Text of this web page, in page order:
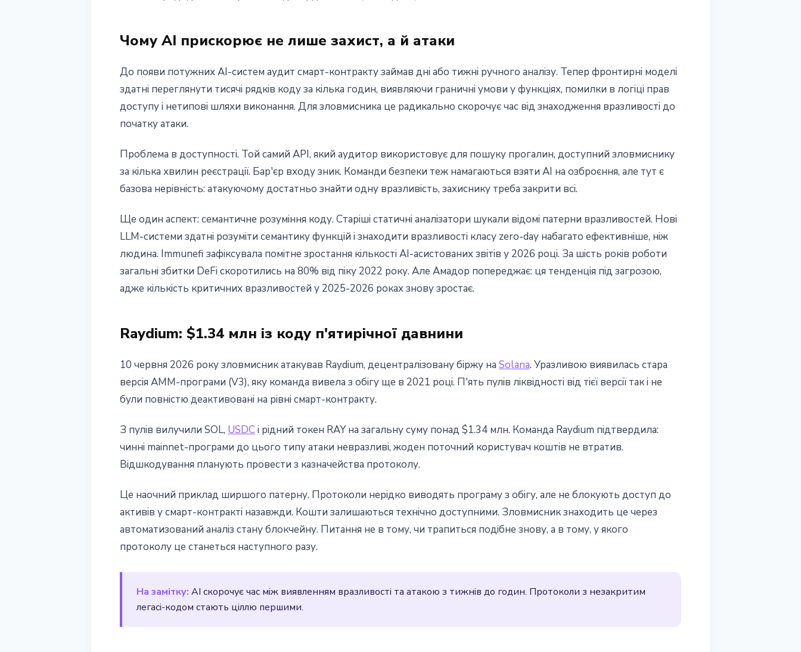
Чому AI прискорює не лише захист, а й атаки
До появи потужних AI-систем аудит смарт-контракту займав дні або тижні ручного аналізу. Тепер фронтирні моделі
здатні переглянути тисячі рядків коду за кілька годин, виявляючи граничні умови у функціях, помилки в логіці прав
доступу і нетипові шляхи виконання. Для зловмисника це радикально скорочує час від знаходження вразливості до
початку атаки.
Проблема в доступності. Той самий API, який аудитор використовує для пошуку прогалин, доступний зловмиснику
за кілька хвилин реєстрації. Бар'єр входу зник. Команди безпеки теж намагаються взяти AI на озброєння, але тут є
базова нерівність: атакуючому достатньо знайти одну вразливість, захиснику треба закрити всі.
Ще один аспект: семантичне розуміння коду. Старіші статичні аналізатори шукали відомі патерни вразливостей. Нові
LLM-системи здатні розуміти семантику функцій і знаходити вразливості класу zero-day набагато ефективніше, ніж
людина. Immunefi зафіксувала помітне зростання кількості AI-асистованих звітів у 2026 році. За шість років роботи
загальні збитки DeFi скоротились на 80% від піку 2022 року. Але Амадор попереджає: ця тенденція під загрозою,
адже кількість критичних вразливостей у 2025-2026 роках знову зростає.
Raydium: $1.34 млн із коду п'ятирічної давнини
10 червня 2026 року зловмисник атакував Raydium, децентралізовану біржу на Solana. Уразливою виявилась стара
версія AMM-програми (V3), яку команда вивела з обігу ще в 2021 році. П'ять пулів ліквідності від тієї версії так і не
були повністю деактивовані на рівні смарт-контракту.
З пулів вилучили SOL, USDC і рідний токен RAY на загальну суму понад $1.34 млн. Команда Raydium підтвердила:
чинні mainnet-програми до цього типу атаки невразливі, жоден поточний користувач коштів не втратив.
Відшкодування планують провести з казначейства протоколу.
Це наочний приклад ширшого патерну. Протоколи нерідко виводять програму з обігу, але не блокують доступ до
активів у смарт-контракті назавжди. Кошти залишаються технічно доступними. Зловмисник знаходить це через
автоматизований аналіз стану блокчейну. Питання не в тому, чи трапиться подібне знову, а в тому, у якого
протоколу це станеться наступного разу.
На замітку: AI скорочує час між виявленням вразливості та атакою з тижнів до годин. Протоколи з незакритим
легасі-кодом стають ціллю першими.